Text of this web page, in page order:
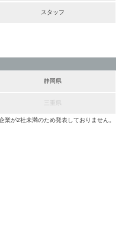
スタッフ
静岡県
が2社未満のため発表しておりません。